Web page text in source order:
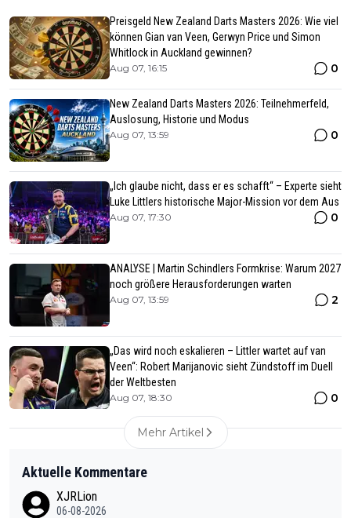
Preisgeld New Zealand Darts Masters 2026: Wie viel
können Gian van Veen, Gerwyn Price und Simon
Whitlock in Auckland gewinnen?
Aug 07, 16:15 0
New Zealand Darts Masters 2026: Teilnehmerfeld,
Auslosung, Historie und Modus
Aug 07, 13:59 0
„Ich glaube nicht, dass er es schafft“ – Experte sieht
Luke Littlers historische Major-Mission vor dem Aus
Aug 07, 17:30 0
ANALYSE | Martin Schindlers Formkrise: Warum 2027
noch größere Herausforderungen warten
Aug 07, 13:59 2
„Das wird noch eskalieren – Littler wartet auf van
Veen“: Robert Marijanovic sieht Zündstoff im Duell
der Weltbesten
Aug 07, 18:30 0
Mehr Artikel
Aktuelle Kommentare
XJRLion
06-08-2026